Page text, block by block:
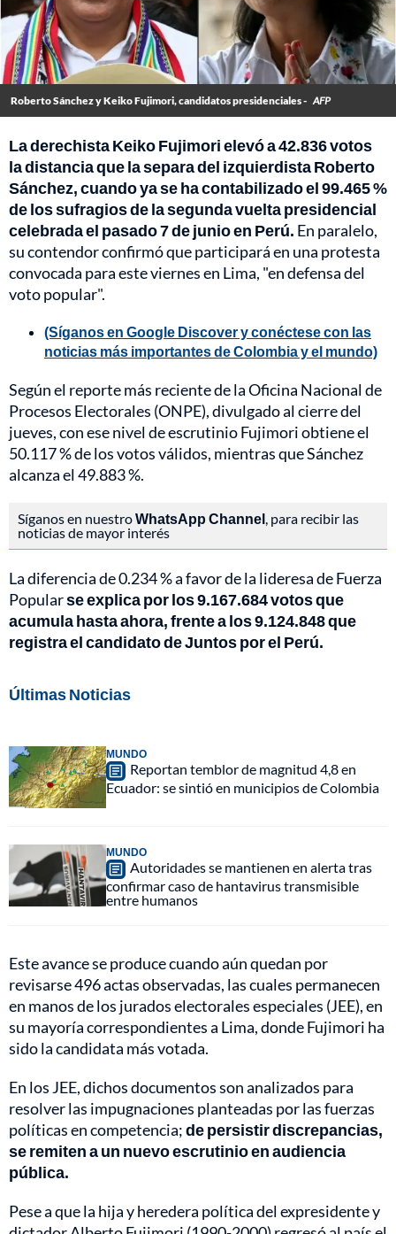
Roberto Sánchez y Keiko Fujimori, candidatos presidenciales - AFP
La derechista Keiko Fujimori elevó a 42.836 votos
la distancia que la separa del izquierdista Roberto
Sánchez, cuando ya se ha contabilizado el 99.465 %
de los sufragios de la segunda vuelta presidencial
celebrada el pasado 7 de junio en Perú. En paralelo,
su contendor confirmó que participará en una protesta
convocada para este viernes en Lima, "en defensa del
voto popular".
(Síganos en Google Discover y conéctese con las
noticias más importantes de Colombia y el mundo)
Según el reporte más reciente de la Oficina Nacional de
Procesos Electorales (ONPE), divulgado al cierre del
jueves, con ese nivel de escrutinio Fujimori obtiene el
50.117 % de los votos válidos, mientras que Sánchez
alcanza el 49.883 %.
Síganos en nuestroWhatsApp Channel, para recibir las
noticias de mayor interés
La diferencia de 0.234 % a favor de la lideresa de Fuerza
Popularse explica por los 9.167.684 votos que
acumula hasta ahora, frente a los 9.124.848 que
registra el candidato de Juntos por el Perú.
Últimas Noticias
MUNDO
Reportan temblor de magnitud 4,8 en
Ecuador: se sintió en municipios de Colombia
MUNDO
Autoridades se mantienen en alerta tras
confirmar caso de hantavirus transmisible
entre humanos
Este avance se produce cuando aún quedan por
revisarse 496 actas observadas, las cuales permanecen
en manos de los jurados electorales especiales (JEE), en
su mayoría correspondientes a Lima, donde Fujimori ha
sido la candidata más votada.
En los JEE, dichos documentos son analizados para
resolver las impugnaciones planteadas por las fuerzas
políticas en competencia;de persistir discrepancias,
se remiten a un nuevo escrutinio en audiencia
pública.
Pese a que la hija y heredera política del expresidente y